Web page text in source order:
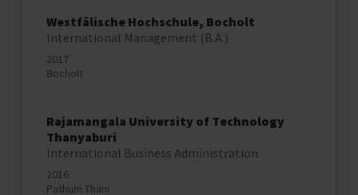
Westfälische Hochschule, Bocholt
International Management (B.A.)
2017
Bocholt
Rajamangala University of Technology
Thanyaburi
International Business Administration
2016
Pathum Thani